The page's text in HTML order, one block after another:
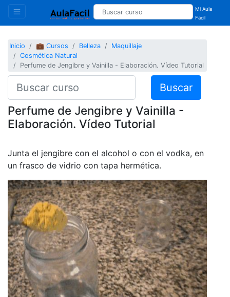
Mi Aula
Facil
Inicio 💼 Cursos Belleza
Maquillaje
Cosmética Natural
Perfume de Jengibre y Vainilla - Elaboración. Vídeo Tutorial
Buscar
Perfume de Jengibre y Vainilla -
Elaboración. Vídeo Tutorial
Junta el jengibre con el alcohol o con el vodka, en
un frasco de vidrio con tapa hermética.